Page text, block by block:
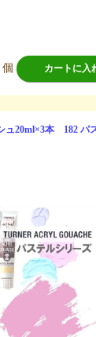
個 カートに入
20ml×3本 182 パ